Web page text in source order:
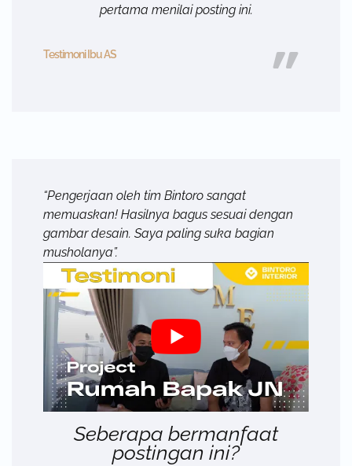
pertama menilai posting ini.
Testimoni Ibu AS
“Pengerjaan oleh tim Bintoro sangat
memuaskan! Hasilnya bagus sesuai dengan
gambar desain. Saya paling suka bagian
musholanya”.
Seberapa bermanfaat
postingan ini?